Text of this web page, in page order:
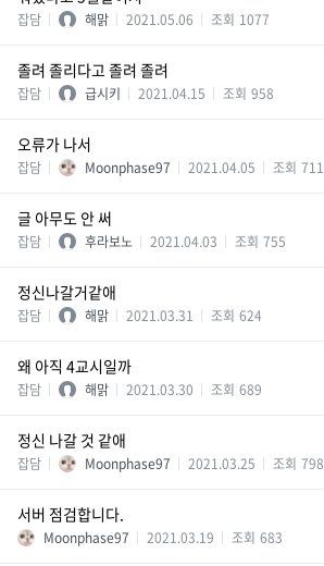
잡담 해맑 2021.05.06 조회 1077
졸려 졸리다고 졸려 졸려
잡담 급시키 2021.04.15 조회 958
오류가 나서
잡담 Moonphase97 2021.04.05 조회 711
글 아무도 안 써
잡담 후라보노 2021.04.03 조회 755
정신나갈거같애
잡담 해맑 2021.03.31 조회 624
왜 아직 4교시일까
잡담 해맑 2021.03.30 조회 689
정신 나갈 것 같애
잡담 Moonphase97 2021.03.25 조회 798
서버 점검합니다.
Moonphase97 2021.03.19 조회 683